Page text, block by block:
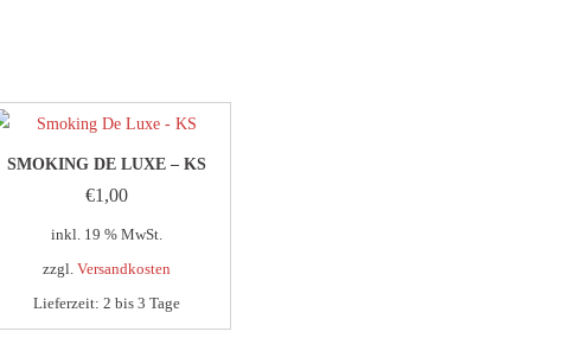
SMOKING DE LUXE – KS
€1,00
inkl. 19 % MwSt.
zzgl.Versandkosten
Lieferzeit:2 bis 3 Tage